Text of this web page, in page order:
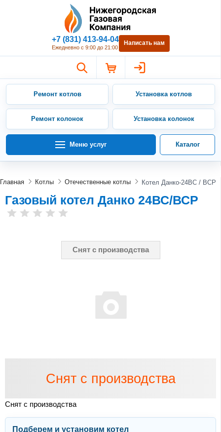
Нижегородская Газовая
+7 (831) 413-94-04
Ежедневно с 9:00 до 21:00
Написать нам
Ремонт котлов Установка котлов
Ремонт колонок Установка колонок
Меню услуг Каталог
Главная Котлы Отечественные котлы Котел Данко-24ВС / ВСР
Газовый котел Данко 24ВС/ВСР
Снят с производства
Снят с производства
Снят с производства
Подберем и установим котел